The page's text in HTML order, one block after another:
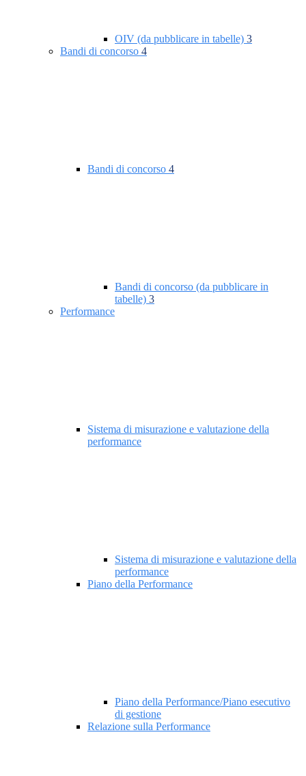
OIV (da pubblicare in tabelle) 3
Bandi di concorso 4
Bandi di concorso 4
Bandi di concorso (da pubblicare in
tabelle) 3
Performance
Sistema di misurazione e valutazione della
performance
Sistema di misurazione e valutazione della
performance
Piano della Performance
Piano della Performance/Piano esecutivo
di gestione
Relazione sulla Performance